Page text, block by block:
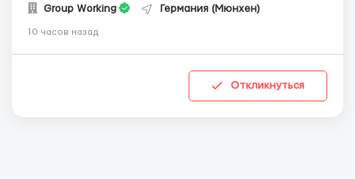
Group Working Германия (Мюнхен)
10 часов назад
Откликнуться